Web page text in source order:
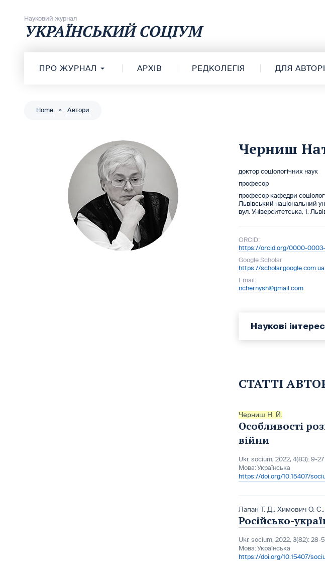
Науковий журнал
УКРАЇНСЬКИЙ СОЦІУМ
ПРО ЖУРНАЛ АРХІВ РЕДКОЛЕГІЯ ДЛЯ
Home » Автори
Черниш
доктор соціологічних наук
професор
професор кафедри
Львівський національний
вул. Університетська, 1,
ORCID:
https://orcid.org/0000-
Google Scholar
https://
Email:
nchernysh@gmail.com
Наукові
СТАТТІ
Черниш Н. Й.
Особливості
війни
Ukr. socìum, 2022, 4(83): 9-27
Мова:Українська
https://doi.org/10.15407/
Лапан Т. Д., Химович О. С.,
Російсько-
Ukr. socìum, 2022, 3(82): 28-
Мова:Українська
https://doi.org/10.15407/